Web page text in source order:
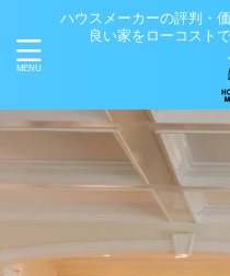
ハウスメーカーの評判・
良い家をローコスト